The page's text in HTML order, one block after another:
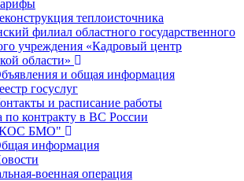
теплоисточника
филиал областного государственного
учреждения «Кадровый центр
области»
и общая информация
госуслуг
и расписание работы
по контракту в ВС России
БМО"
информация
военная операция